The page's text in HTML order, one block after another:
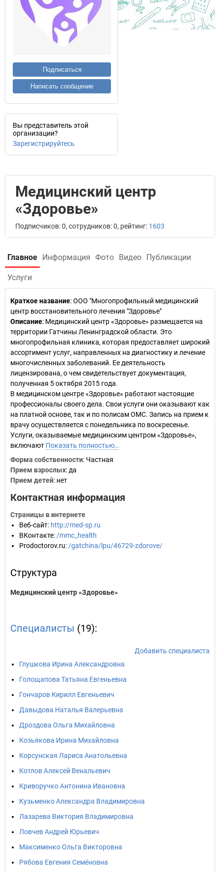
Подписаться
Написать сообщение
Вы представитель этой
организации?
Зарегистрируйтесь
Медицинский центр
«Здоровье»
Подписчиков: 0, сотрудников: 0, рейтинг: 1603
Главное Информация Фото Видео Публикации
Услуги
Краткое название:ООО "Многопрофильный медицинский
центр восстановительного лечения "Здоровье"
Описание: Медицинский центр «Здоровье» размещается на
территории Гатчины Ленинградской области. Это
многопрофильная клиника, которая предоставляет широкий
ассортимент услуг, направленных на диагностику и лечение
многочисленных заболеваний. Ее деятельность
лицензирована, о чем свидетельствует документация,
полученная 5 октября 2015 года.
В медицинском центре «Здоровье» работают настоящие
профессионалы своего дела. Свои услуги они оказывают как
на платной основе, так и по полисам ОМС. Запись на прием к
врачу осуществляется с понедельника по воскресенье.
Услуги, оказываемые медицинским центром «Здоровье»,
включают Показать полностью…
Форма собственности: Частная
Прием взрослых: да
Прием детей: нет
Контактная информация
Страницы в интернете
Веб-сайт: http://med-sp.ru
ВКонтакте: /mmc_health
Prodoctorov.ru: /gatchina/lpu/46729-zdorove/
Структура
Медицинский центр «Здоровье»
Специалисты (19):
Добавить специалиста
Глушкова Ирина Александровна
Голощапова Татьяна Евгеньевна
Гончаров Кирилл Евгеньевич
Давыдова Наталья Валерьевна
Дроздова Ольга Михайловна
Козьякова Ирина Михайловна
Корсунская Лариса Анатольевна
Котлов Алексей Венальевич
Криворучко Антонина Ивановна
Кузьменко Александра Владимировна
Лазарева Виктория Владимировна
Ловчев Андрей Юрьевич
Максименко Ольга Викторовна
Рябова Евгения Семёновна